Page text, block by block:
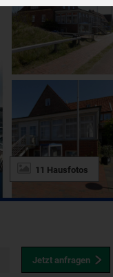
11 Hausfotos
Jetzt anfragen